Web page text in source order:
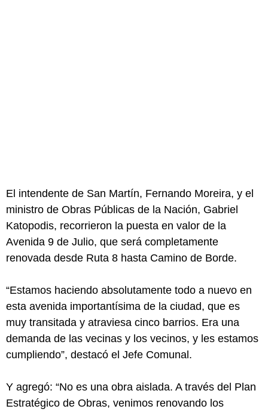
El intendente de San Martín, Fernando Moreira, y el
ministro de Obras Públicas de la Nación, Gabriel
Katopodis, recorrieron la puesta en valor de la
Avenida 9 de Julio, que será completamente
renovada desde Ruta 8 hasta Camino de Borde.
“Estamos haciendo absolutamente todo a nuevo en
esta avenida importantísima de la ciudad, que es
muy transitada y atraviesa cinco barrios. Era una
demanda de las vecinas y los vecinos, y les estamos
cumpliendo”, destacó el Jefe Comunal.
Y agregó: “No es una obra aislada. A través del Plan
Estratégico de Obras, venimos renovando los